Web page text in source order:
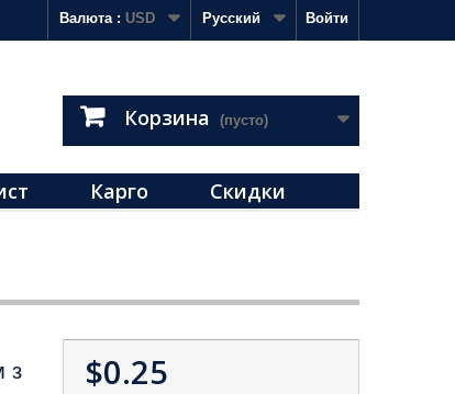
Войти
Русский
Валюта : USD
Корзина (пусто)
Карго Скидки
з
$0.25